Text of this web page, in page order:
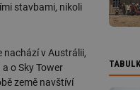
stavbami, nikoli
nachází v Austrálii,
o Sky Tower
země navštíví